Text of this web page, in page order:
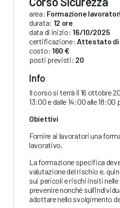
area: Formazione lavoratori
durata: 12 ore
data di inizio: 16/10/2025
certificazione: Attestato di
costo: 160 €
posti previsti: 20
Info
Il corso si terrà il 16 ottobre
13:00 e dalle 14:00 alle 18:00
Obiettivi
Fornire ai lavoratori una
lavorativo.
La formazione specifica
valutazione del rischio e,
sui pericoli e rischi insiti
prevenire nonché
adottare nello svolgimento